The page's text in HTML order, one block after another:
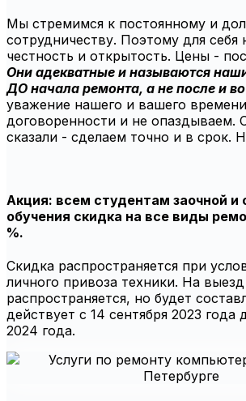
Мы стремимся к постоянному и
сотрудничеству. Поэтому для себя
честность и открытость. Цены -
Они адекватные и называются
ДО начала ремонта, а не после и
уважение нашего и вашего
договоренности и не опаздываем.
сказали - сделаем точно и в срок.
Акция: всем студентам заочной
обучения скидка на все виды
%.
Скидка распространяется при
личного привоза техники. На
распространяется, но будет
действует с 14 сентября 2023 года
2024 года.